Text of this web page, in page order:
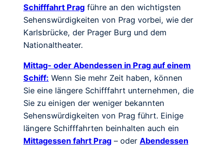
Schifffahrt Prag führe an den wichtigsten
Sehenswürdigkeiten von Prag vorbei, wie der
Karlsbrücke, der Prager Burg und dem
Nationaltheater.
Mittag- oder Abendessen in Prag auf einem
Schiff: Wenn Sie mehr Zeit haben, können
Sie eine längere Schifffahrt unternehmen, die
Sie zu einigen der weniger bekannten
Sehenswürdigkeiten von Prag führt. Einige
längere Schifffahrten beinhalten auch ein
Mittagessen fahrt Prag – oder Abendessen